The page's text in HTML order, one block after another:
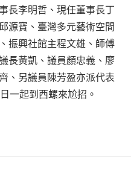
長李明哲、現任董事長丁
源寶、臺灣多元藝術空間
振興社館主程文雄、師傅
長黃凱、議員顏忠義、廖
、另議員陳芳盈亦派代表
一起到西螺來尬招。